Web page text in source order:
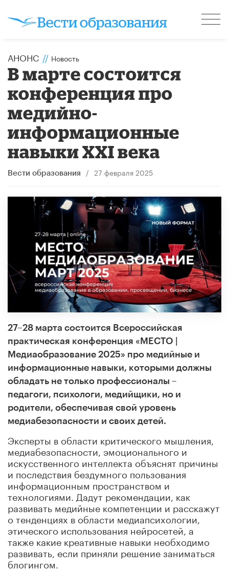
АНОНС // Новость
В марте состоится
конференция про
медийно-
информационные
навыки XXI века
Вести образования / 27 февраля 2025
27–28 марта состоится Всероссийская
практическая конференция «МЕСТО |
Медиаобразование 2025» про медийные и
информационные навыки, которыми должны
обладать не только профессионалы –
педагоги, психологи, медийщики, но и
родители, обеспечивая свой уровень
медиабезопасности и своих детей.
Эксперты в области критического мышления,
медиабезопасности, эмоционального и
искусственного интеллекта объяснят причины
и последствия бездумного пользования
информационным пространством и
технологиями. Дадут рекомендации, как
развивать медийные компетенции и расскажут
о тенденциях в области медиапсихологии,
этического использования нейросетей, а
также какие креативные навыки необходимо
развивать, если приняли решение заниматься
блогингом.